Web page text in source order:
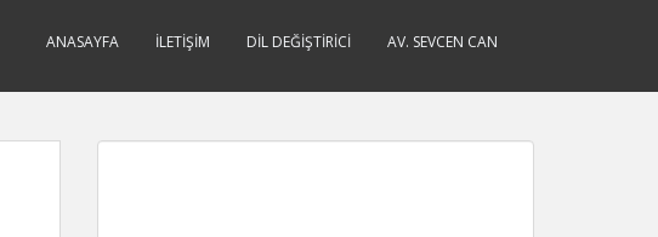
ANASAYFA İLETIŞIM DIL DEĞIŞTIRICI AV. SEVCEN CAN